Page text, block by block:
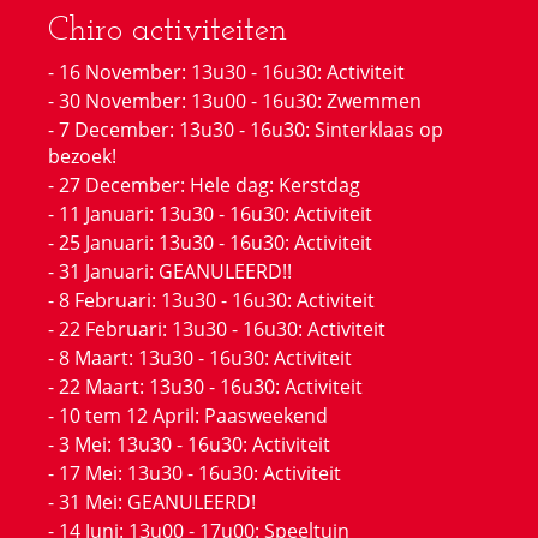
Chiro activiteiten
- 16 November: 13u30 - 16u30: Activiteit
- 30 November: 13u00 - 16u30: Zwemmen
- 7 December: 13u30 - 16u30: Sinterklaas op
bezoek!
- 27 December: Hele dag: Kerstdag
- 11 Januari: 13u30 - 16u30: Activiteit
- 25 Januari: 13u30 - 16u30: Activiteit
- 31 Januari: GEANULEERD!!
- 8 Februari: 13u30 - 16u30: Activiteit
- 22 Februari: 13u30 - 16u30: Activiteit
- 8 Maart: 13u30 - 16u30: Activiteit
- 22 Maart: 13u30 - 16u30: Activiteit
- 10 tem 12 April: Paasweekend
- 3 Mei: 13u30 - 16u30: Activiteit
- 17 Mei: 13u30 - 16u30: Activiteit
- 31 Mei: GEANULEERD!
- 14 Juni: 13u00 - 17u00: Speeltuin